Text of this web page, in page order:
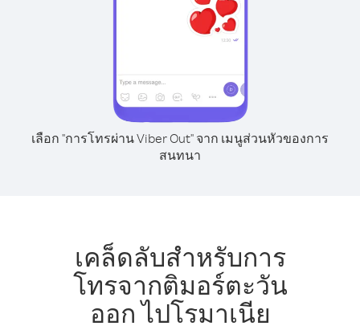
เลือก "การโทรผ่าน Viber Out" จาก เมนูส่วนหัวของการ
สนทนา
เคล็ดลับสำหรับการ
โทรจากติมอร์ตะวัน
ออก ไปโรมาเนีย